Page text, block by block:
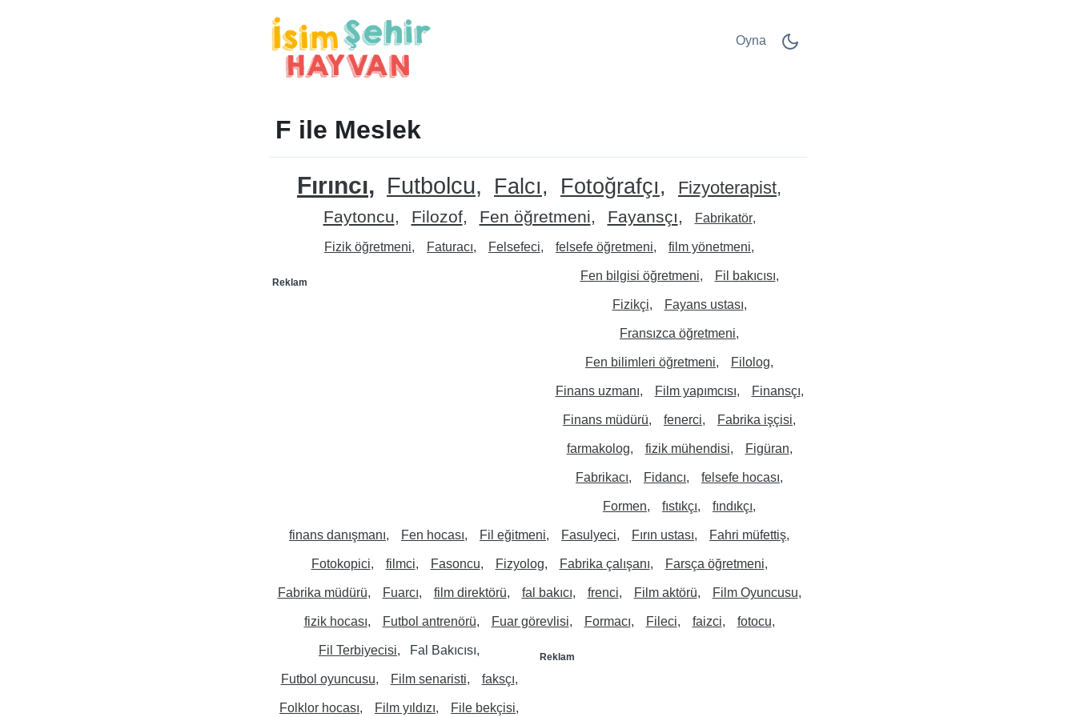
Oyna
F ile Meslek
Fırıncı Futbolcu Falcı Fotoğrafçı Fizyoterapist
Faytoncu Filozof Fen öğretmeni Fayansçı Fabrikatör
Fizik öğretmeni Faturacı Felsefeci felsefe öğretmeni film yönetmeni
Reklam Fen bilgisi öğretmeni Fil bakıcısı
Fizikçi Fayans ustası
Fransızca öğretmeni
Fen bilimleri öğretmeni Filolog
Finans uzmanı Film yapımcısı Finansçı
Finans müdürü fenerci Fabrika işçisi
farmakolog fizik mühendisi Figüran
Fabrikacı Fidancı felsefe hocası
Formen fıstıkçı fındıkçı
finans danışmanı Fen hocası Fil eğitmeni Fasulyeci Fırın ustası Fahri müfettiş
Fotokopici filmci Fasoncu Fizyolog Fabrika çalışanı Farsça öğretmeni
Fabrika müdürü Fuarcı film direktörü fal bakıcı frenci Film aktörü Film Oyuncusu
fizik hocası Futbol antrenörü Fuar görevlisi Formacı
Reklam
Fileci faizci fotocu
Fil Terbiyecisi Fal Bakıcısı
Futbol oyuncusu Film senaristi faksçı
Folklor hocası Film yıldızı File bekçisi